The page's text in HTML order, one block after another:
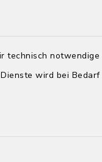
technisch
Dienste wird bei